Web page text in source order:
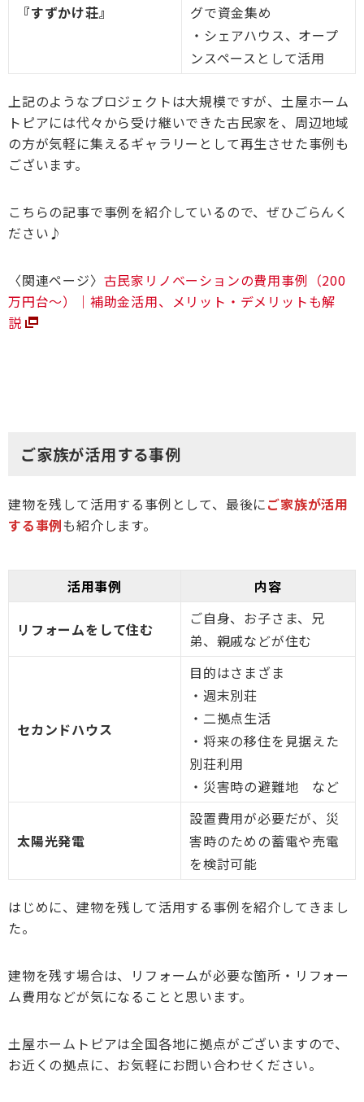
『すずかけ荘』
グで資金集め
・シェアハウス、オープ
ンスペースとして活用
上記のようなプロジェクトは大規模ですが、土屋ホーム
トピアには代々から受け継いできた古民家を、周辺地域
の方が気軽に集えるギャラリーとして再生させた事例も
ございます。
こちらの記事で事例を紹介しているので、ぜひごらんく
ださい♪
〈関連ページ〉 古民家リノベーションの費用事例（200
万円台〜）｜補助金活用、メリット・デメリットも解
説
ご家族が活用する事例
建物を残して活用する事例として、最後にご家族が活用
する事例も紹介します。
活用事例 内容
リフォームをして住む
ご自身、お子さま、兄
弟、親戚などが住む
セカンドハウス
目的はさまざま
・週末別荘
・二拠点生活
・将来の移住を見据えた
別荘利用
・災害時の避難地 など
太陽光発電
設置費用が必要だが、災
害時のための蓄電や売電
を検討可能
はじめに、建物を残して活用する事例を紹介してきまし
た。
建物を残す場合は、リフォームが必要な箇所・リフォー
ム費用などが気になることと思います。
土屋ホームトピアは全国各地に拠点がございますので、
お近くの拠点に、お気軽にお問い合わせください。